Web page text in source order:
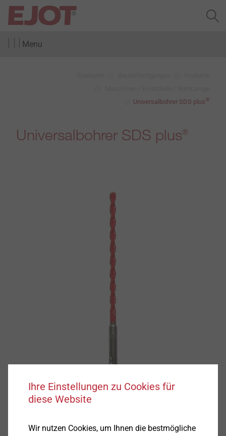
Menu
Universalbohrer SDS plus®
Universalbohrer SDS plus®
Ihre Einstellungen zu Cookies für
diese Website
Wir nutzen Cookies, um Ihnen die bestmögliche